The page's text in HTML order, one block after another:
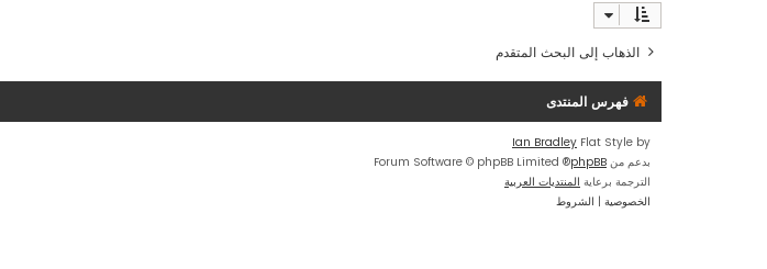
الذهاب إلى البحث المتقدم
فهرس المنتدى
Flat Style by
Ian Bradley
بدعم من phpBB
® Forum Software © phpBB Limited
الترجمة برعاية المنتديات العربية
الخصوصية | الشروط